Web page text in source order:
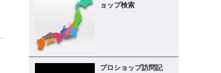
ョップ検索
プロショップ訪問記